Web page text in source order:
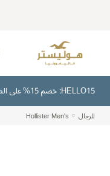
HELLO15: خصم 15% على الطلب الأول عند استخدام الكود | توصيل مجاني على جميع الطلبات بقيمة 300 ريال سعودي أو أكثر | اشترِ الآن وادفع لاحقًا عبر تابي وتمارا
للرجال Hollister Men's